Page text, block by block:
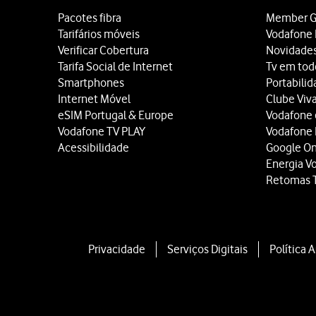
O conteúdo da pasta
Mantenha premida por
Não pedir código.
Utilize o código de
Pacotes fibra
Tarifários móveis
Verificar Cobertura
Tarifa Social de Internet
Smartphones
Internet Móvel
eSIM Portugal & Europe
Vodafone TV PLAY
Acessibilidade
Member
Vodafone
Tv em
Clube Viva
Vodafone
Vodafone
Google
Energia
Retomas
Privacidade Serviços Digitais Política